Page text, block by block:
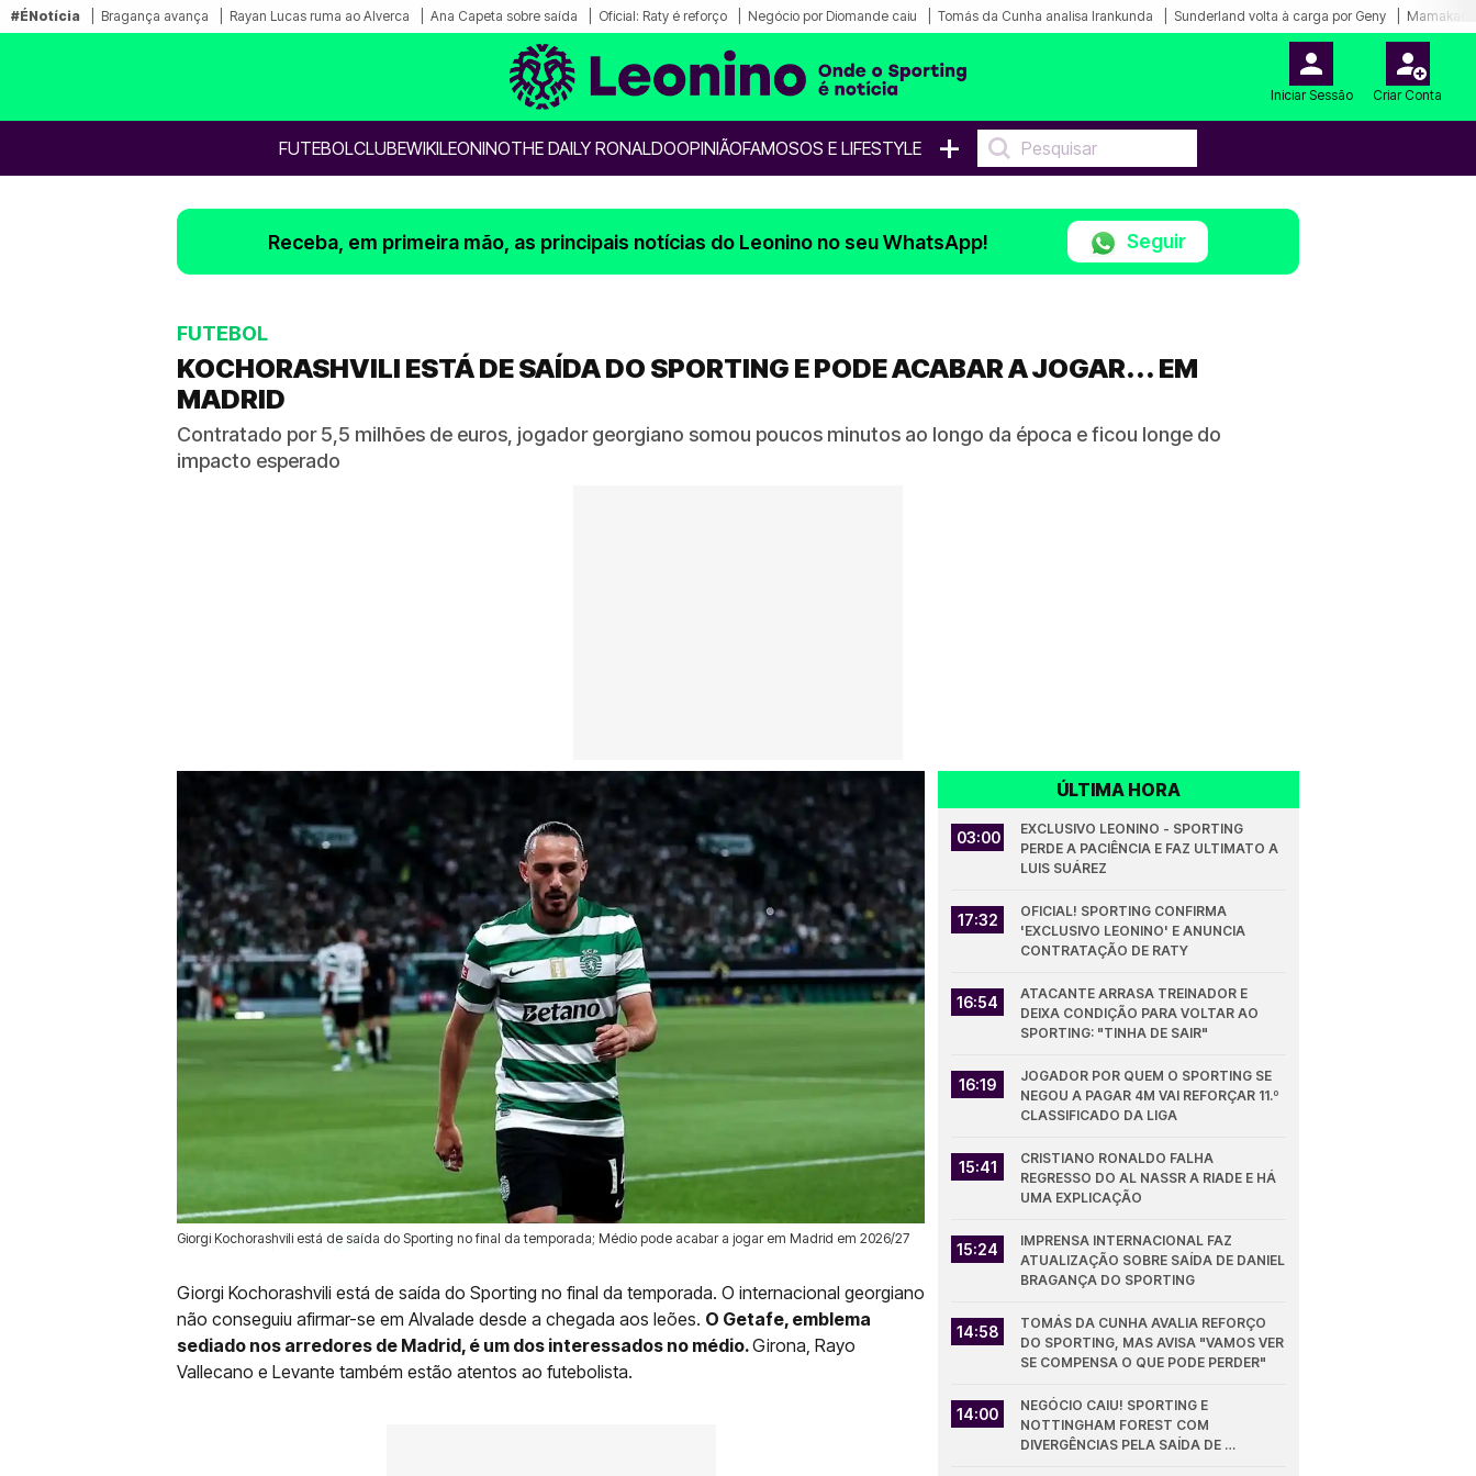
#ÉNotícia Bragança avança Rayan Lucas ruma ao Alverca Ana Capeta sobre saída Oficial: Raty é reforço Negócio por Diomande caiu Tomás da Cunha analisa Irankunda Sunderland volta à carga por Geny
Iniciar Sessão Criar Conta
FUTEBOLCLUBEWIKILEONINOTHE DAILY RONALDOOPINIÃOFAMOSOS E LIFESTYLE +
Receba, em primeira mão, as principais notícias do Leonino no seu WhatsApp! Seguir
FUTEBOL
KOCHORASHVILI ESTÁ DE SAÍDA DO SPORTING E PODE ACABAR A JOGAR... EM
MADRID
Contratado por 5,5 milhões de euros, jogador georgiano somou poucos minutos ao longo da época e ficou longe do
impacto esperado
Giorgi Kochorashvili está de saída do Sporting no final da temporada; Médio pode acabar a jogar em Madrid em 2026/27
09 Mai 2026 | 10:19 | 0
Giorgi Kochorashvili está de saída do Sporting no final da temporada. O internacional georgiano
não conseguiu afirmar-se em Alvalade desde a chegada aos leões. O Getafe, emblema
sediado nos arredores de Madrid, é um dos interessados no médio.Girona, Rayo
Vallecano e Levante também estão atentos ao futebolista.
ÚLTIMA HORA
03:00
EXCLUSIVO LEONINO - SPORTING
PERDE A PACIÊNCIA E FAZ ULTIMATO A
LUIS SUÁREZ
17:32
OFICIAL! SPORTING CONFIRMA
'EXCLUSIVO LEONINO' E ANUNCIA
CONTRATAÇÃO DE RATY
16:54
ATACANTE ARRASA TREINADOR E
DEIXA CONDIÇÃO PARA VOLTAR AO
SPORTING: "TINHA DE SAIR"
16:19
JOGADOR POR QUEM O SPORTING SE
NEGOU A PAGAR 4M VAI REFORÇAR 11.º
CLASSIFICADO DA LIGA
15:41
CRISTIANO RONALDO FALHA
REGRESSO DO AL NASSR A RIADE E HÁ
UMA EXPLICAÇÃO
15:24
IMPRENSA INTERNACIONAL FAZ
ATUALIZAÇÃO SOBRE SAÍDA DE DANIEL
BRAGANÇA DO SPORTING
14:58
TOMÁS DA CUNHA AVALIA REFORÇO
DO SPORTING, MAS AVISA "VAMOS VER
SE COMPENSA O QUE PODE PERDER"
14:00
NEGÓCIO CAIU! SPORTING E
NOTTINGHAM FOREST COM
DIVERGÊNCIAS PELA SAÍDA DE